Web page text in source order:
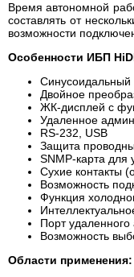
Время автономной
составлять от
возможности
Особенности ИБП
Синусоидальный
Двойное
ЖК-дисплей с
Удаленное
RS-232, USB
Защита
SNMP-карта для
Сухие контакты
Возможность
Функция
Порт
Возможность
Области применения: